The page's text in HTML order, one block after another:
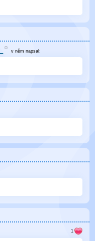
v němnapsal: